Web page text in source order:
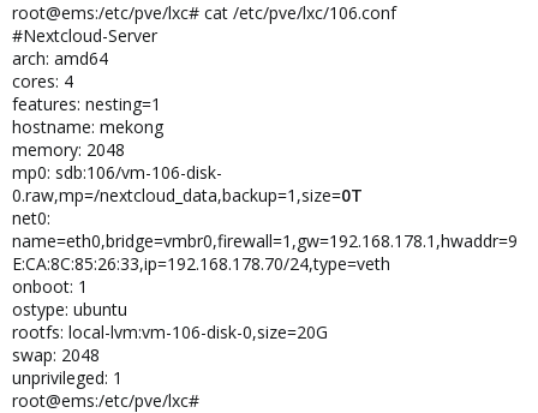
root@ems:/etc/pve/lxc# cat /etc/pve/lxc/106.conf
#Nextcloud-Server
arch: amd64
cores: 4
features: nesting=1
hostname: mekong
memory: 2048
mp0: sdb:106/vm-106-disk-
0.raw,mp=/nextcloud_data,backup=1,size=0T
net0:
name=eth0,bridge=vmbr0,firewall=1,gw=192.168.178.1,hwaddr=9
E:CA:8C:85:26:33,ip=192.168.178.70/24,type=veth
onboot: 1
ostype: ubuntu
rootfs: local-lvm:vm-106-disk-0,size=20G
swap: 2048
unprivileged: 1
root@ems:/etc/pve/lxc#